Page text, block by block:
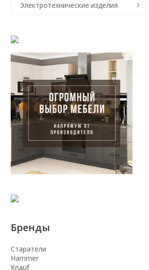
Электротехнические изделия
Бренды
Старатели
Hammer
Knauf